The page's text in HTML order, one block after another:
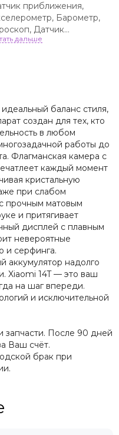
приближения,
Барометр,
Датчик
Сканер
баланс стиля,
создан для тех, кто
в любом
работы до
Флагманская камера с
каждый момент
кристальную
при слабом
прочным матовым
и притягивает
дисплей с плавным
невероятные
и серфинга.
аккумулятор надолго
Xiaomi 14T — это ваш
на шаг впереди.
и исключительной
запчасти. После 90 дней
Ваш счёт.
брак при